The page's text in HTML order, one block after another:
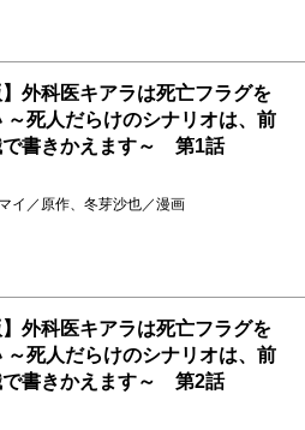
】外科医キアラは死亡フラグを
～死人だらけのシナリオは、前
で書きかえます～ 第1話
イ／原作、冬芽沙也／漫画
】外科医キアラは死亡フラグを
～死人だらけのシナリオは、前
で書きかえます～ 第2話